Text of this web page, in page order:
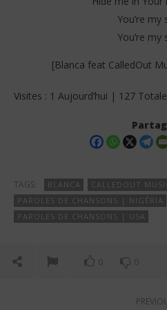
You’re my
You’re my
[Blanca feat CalledOut
Visites : 1 Aujourd’hui | 127
TAGS: BLANCA CALLEDOUT
PAROLES DE CHANSONS | NIGÉRIA
PAROLES DE CHANSONS | USA
0 0